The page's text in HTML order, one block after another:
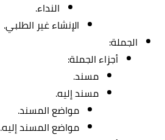
النداء.
الإنشاء غير الطلبي.
الجملة:
أجزاء الجملة:
مسند.
مسند إليه.
مواضع المسند.
مواضع المسند إليه.